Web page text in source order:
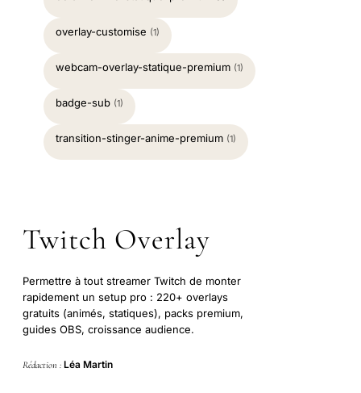
overlay-customise (1)
webcam-overlay-statique-premium (1)
badge-sub (1)
transition-stinger-anime-premium (1)
Twitch Overlay
Permettre à tout streamer Twitch de monter
rapidement un setup pro : 220+ overlays
gratuits (animés, statiques), packs premium,
guides OBS, croissance audience.
Rédaction : Léa Martin